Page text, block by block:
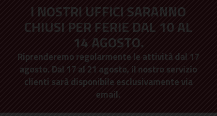
I NOSTRI UFFICI SARANNO
CHIUSI PER FERIE DAL 10 AL
14 AGOSTO.
Riprenderemo regolarmente le attività dal 17
agosto. Dal 17 al 21 agosto, il nostro servizio
clienti sarà disponibile esclusivamente via
email.